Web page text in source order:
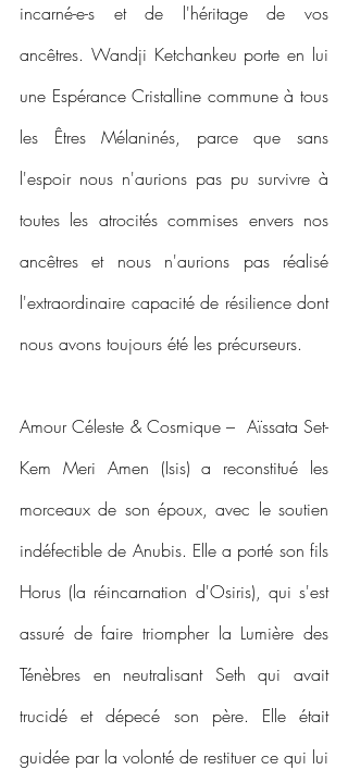
incarné-e-s et de l'héritage de vos
ancêtres. Wandji Ketchankeu porte en lui
une Espérance Cristalline commune à tous
les Êtres Mélaninés, parce que sans
l'espoir nous n'aurions pas pu survivre à
toutes les atrocités commises envers nos
ancêtres et nous n'aurions pas réalisé
l'extraordinaire capacité de résilience dont
nous avons toujours été les précurseurs.
Amour Céleste & Cosmique –  Aïssata Set-
Kem Meri Amen (Isis) a reconstitué les
morceaux de son époux, avec le soutien
indéfectible de Anubis. Elle a porté son fils
Horus (la réincarnation d'Osiris), qui s'est
assuré de faire triompher la Lumière des
Ténèbres en neutralisant Seth qui avait
trucidé et dépecé son père. Elle était
guidée par la volonté de restituer ce qui lui